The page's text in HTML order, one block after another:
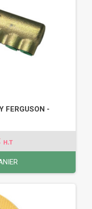
FERGUSON -
H.T